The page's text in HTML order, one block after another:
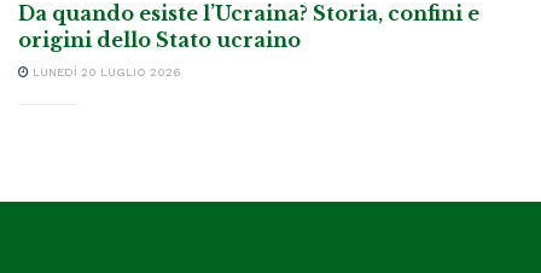
Da quando esiste l’Ucraina? Storia, confini e
origini dello Stato ucraino
LUNEDÌ 20 LUGLIO 2026